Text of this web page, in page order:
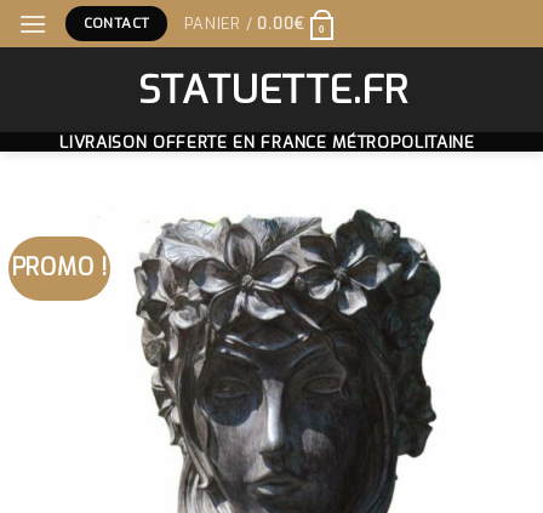
Skip
to
CONTACT PANIER / 0.00€ 0
STATUETTE.FR
LIVRAISON OFFERTE EN FRANCE MÉTROPOLITAINE
PROMO !